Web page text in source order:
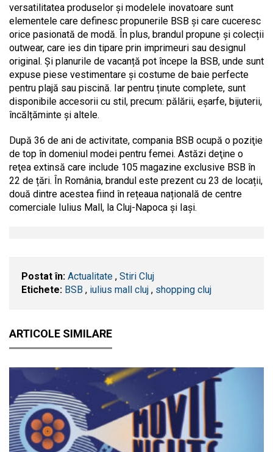
versatilitatea produselor și modelele inovatoare sunt
elementele care definesc propunerile BSB și care cuceresc
orice pasionată de modă. În plus, brandul propune și colecții
outwear, care ies din tipare prin imprimeuri sau designul
original. Și planurile de vacanță pot începe la BSB, unde sunt
expuse piese vestimentare și costume de baie perfecte
pentru plajă sau piscină. Iar pentru ținute complete, sunt
disponibile accesorii cu stil, precum: pălării, eșarfe, bijuterii,
încălțăminte și altele.
După 36 de ani de activitate, compania BSB ocupă o poziţie
de top în domeniul modei pentru femei. Astăzi deţine o
reţea extinsă care include 105 magazine exclusive BSB în
22 de țări. În România, brandul este prezent cu 23 de locații,
două dintre acestea fiind în rețeaua națională de centre
comerciale Iulius Mall, la Cluj-Napoca și Iași.
Postat în: Actualitate , Stiri Cluj
Etichete: BSB , iulius mall cluj , shopping cluj
ARTICOLE SIMILARE